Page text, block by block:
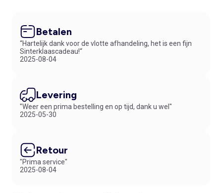
Betalen
“Hartelijk dank voor de vlotte afhandeling, het is een fijn
Sinterklaascadeau!“
2025-08-04
Levering
"Weer een prima bestelling en op tijd, dank u wel"
2025-05-30
Retour
"Prima service"
2025-08-04